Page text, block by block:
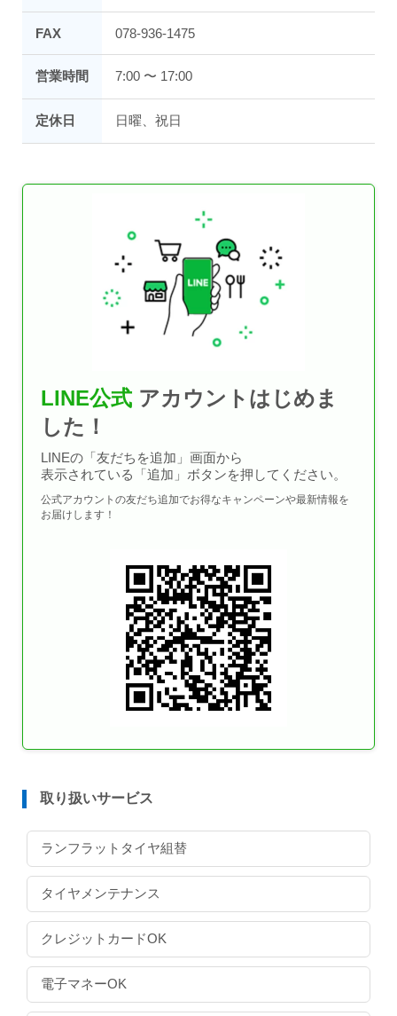
FAX 078-936-1475
営業時間 7:00 〜 17:00
定休日 日曜、祝日
LINE公式 アカウントはじめま
した！
LINEの「友だちを追加」画面から
表示されている「追加」ボタンを押してください。
公式アカウントの友だち追加でお得なキャンペーンや最新情報を
お届けします！
取り扱いサービス
ランフラットタイヤ組替
タイヤメンテナンス
クレジットカードOK
電子マネーOK